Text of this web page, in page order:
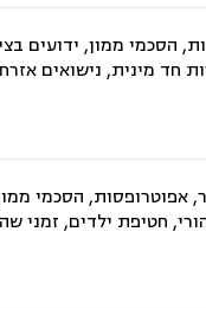
הסכמי ממון, ידועים
חד מינית, נישואים
הסכמי
חטיפת ילדים, זמני